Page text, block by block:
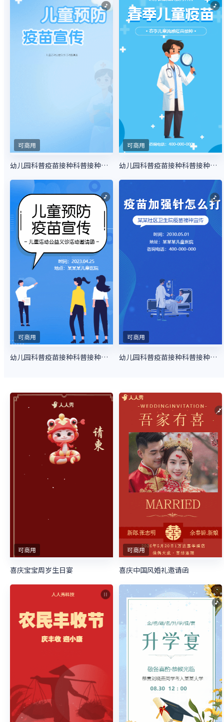
可商用
幼儿园科普疫苗接种科普接种指南
可商用
幼儿园科普疫苗接种科普接种指南
可商用
幼儿园科普疫苗接种科普接种指南
可商用
幼儿园科普疫苗接种科普接种指南
可商用
喜庆宝宝周岁生日宴
可商用
喜庆中国风婚礼邀请函